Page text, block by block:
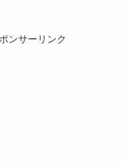
ンサーリンク